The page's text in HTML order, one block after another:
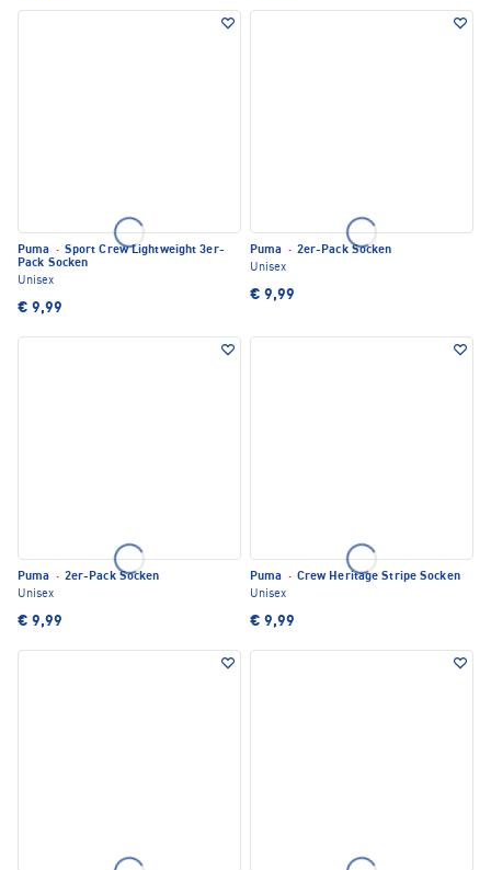
Puma · Sport Crew Lightweight 3er-
Pack Socken
Unisex
€ 9,99
Puma · 2er-Pack Socken
Unisex
€ 9,99
Puma · 2er-Pack Socken
Unisex
€ 9,99
Puma · Crew Heritage Stripe Socken
Unisex
€ 9,99